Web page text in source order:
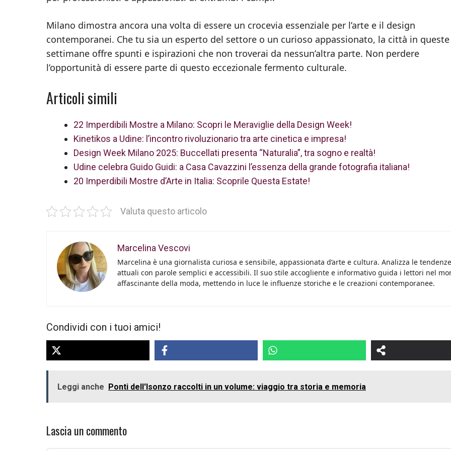
Milano dimostra ancora una volta di essere un crocevia essenziale per l’arte e il design
contemporanei. Che tu sia un esperto del settore o un curioso appassionato, la città in
settimane offre spunti e ispirazioni che non troverai da nessun’altra parte. Non perdere
l’opportunità di essere parte di questo eccezionale fermento culturale.
Articoli simili
22 Imperdibili Mostre a Milano: Scopri le Meraviglie della Design Week!
Kinetikos a Udine: l’incontro rivoluzionario tra arte cinetica e impresa!
Design Week Milano 2025: Buccellati presenta “Naturalia”, tra sogno e realtà!
Udine celebra Guido Guidi: a Casa Cavazzini l’essenza della grande fotografia italiana!
20 Imperdibili Mostre d’Arte in Italia: Scoprile Questa Estate!
Valuta questo articolo
Marcelina Vescovi
Marcelina è una giornalista curiosa e sensibile, appassionata d’arte e cultura. Analizza le tendenze
attuali con parole semplici e accessibili. Il suo stile accogliente e informativo guida i lettori nel
affascinante della moda, mettendo in luce le influenze storiche e le creazioni contemporanee.
Condividi con i tuoi amici!
Leggi anche Ponti dell'Isonzo raccolti in un volume: viaggio tra storia e memoria
Lascia un commento